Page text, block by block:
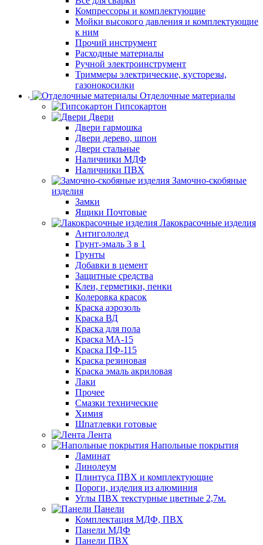
Компрессоры и комплектующие
Мойки высокого давления и комплектующие
к ним
Прочий инструмент
Расходные материалы
Ручной электроинструмент
Триммеры электрические, кусторезы,
газонокосилки
Отделочные материалы
Гипсокартон
Двери
Двери гармошка
Двери дерево, шпон
Двери стальные
Наличники МДФ
Наличники ПВХ
Замочно-скобяные
изделия
Замки
Ящики Почтовые
Лакокрасочные изделия
Антигололед
Грунт-эмаль 3 в 1
Грунты
Добавки в цемент
Защитные средства
Клеи, герметики, пенки
Колеровка красок
Краска аэрозоль
Краска ВД
Краска для пола
Краска МА-15
Краска ПФ-115
Краска резиновая
Краска эмаль акриловая
Лаки
Прочее
Смазки технические
Химия
Шпатлевки готовые
Лента
Напольные покрытия
Ламинат
Линолеум
Плинтуса ПВХ и комплектующие
Пороги, изделия из алюминия
Углы ПВХ текстурные цветные 2,7м.
Панели
Комплектация МДФ, ПВХ
Панели МДФ
Панели ПВХ